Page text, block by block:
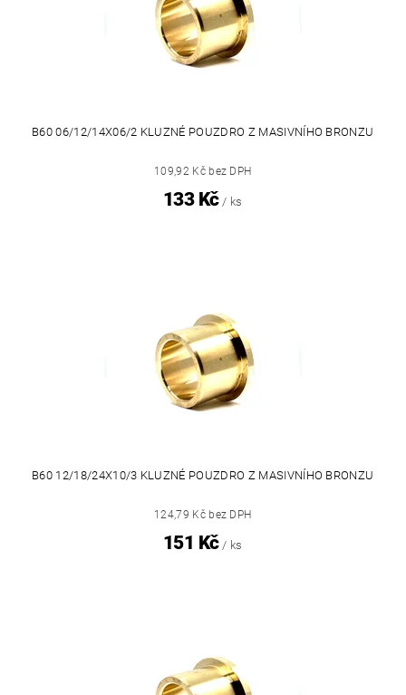
B60 06/12/14X06/2 KLUZNÉ POUZDRO Z MASIVNÍHO BRONZU
109,92 Kč bez DPH
133 Kč / ks
B60 12/18/24X10/3 KLUZNÉ POUZDRO Z MASIVNÍHO BRONZU
124,79 Kč bez DPH
151 Kč / ks